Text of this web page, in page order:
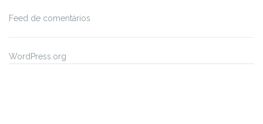
Feed de comentários
WordPress.org